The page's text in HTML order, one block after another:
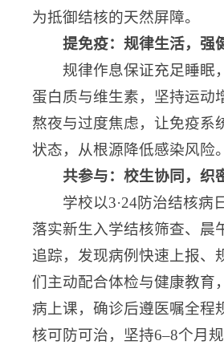
为抵御结核的天然屏障。
提免疫：规律生活，强
规律作息保证充足睡眠
蛋白质与维生素，坚持运动
熬夜与过度焦虑，让免疫系
状态，从根源降低感染风险。
共参与：校生协同，织
学校以3·24防治结核病
落实新生入学结核筛查、晨
追踪，发现病例快速上报、
们主动配合体检与健康教育
病上课，确诊后遵医嘱全
核可防可治，坚持6–8个月